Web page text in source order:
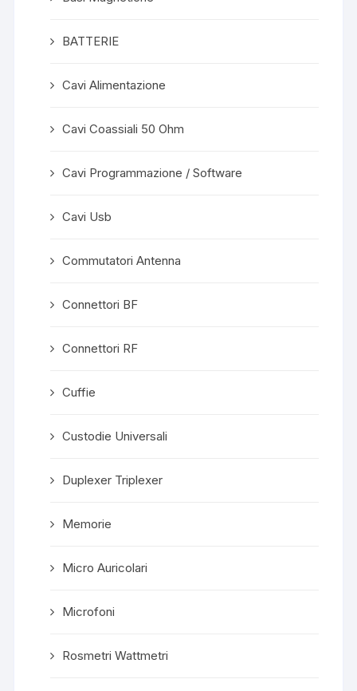
BATTERIE
Cavi Alimentazione
Cavi Coassiali 50 Ohm
Cavi Programmazione / Software
Cavi Usb
Commutatori Antenna
Connettori BF
Connettori RF
Cuffie
Custodie Universali
Duplexer Triplexer
Memorie
Micro Auricolari
Microfoni
Rosmetri Wattmetri